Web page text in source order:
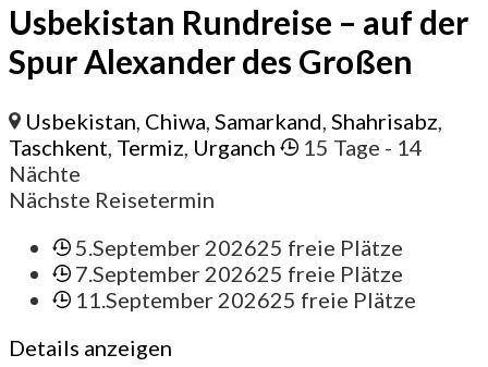
Usbekistan Rundreise – auf der
Spur Alexander des Großen
Usbekistan Chiwa ,Samarkand ,Shahrisabz
Taschkent Termiz Urganch 15 Tage - 14
Nächte
Nächste Reisetermin
5.September 202625 freie Plätze
7.September 202625 freie Plätze
11.September 202625 freie Plätze
Details anzeigen